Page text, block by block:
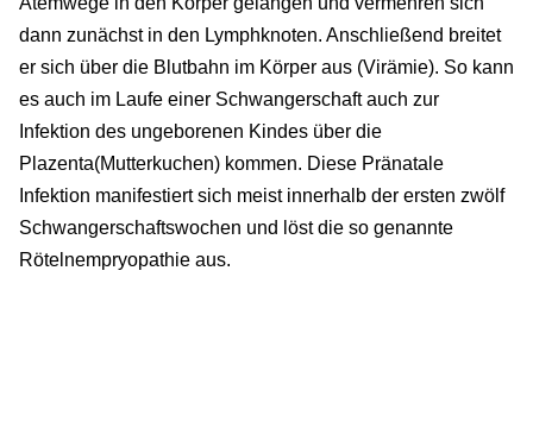
dann zunächst in den Lymphknoten. Anschließend breitet
er sich über die Blutbahn im Körper aus (Virämie). So kann
es auch im Laufe einer Schwangerschaft auch zur
Infektion des ungeborenen Kindes über die
Plazenta(Mutterkuchen) kommen. Diese Pränatale
Infektion manifestiert sich meist innerhalb der ersten zwölf
Schwangerschaftswochen und löst die so genannte
Rötelnempryopathie aus.